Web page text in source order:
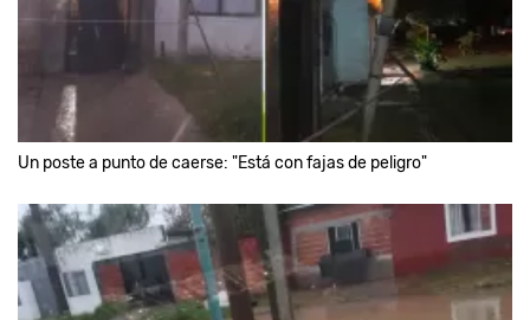
Un poste a punto de caerse: "Está con fajas de peligro"